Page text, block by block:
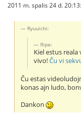
2011 m. spalis 24 d.
Ryuuichi:
flipe:
Kiel estus
vivo!Ĉu vi
Ĉu estas
konas ajn ludo,
Dankon